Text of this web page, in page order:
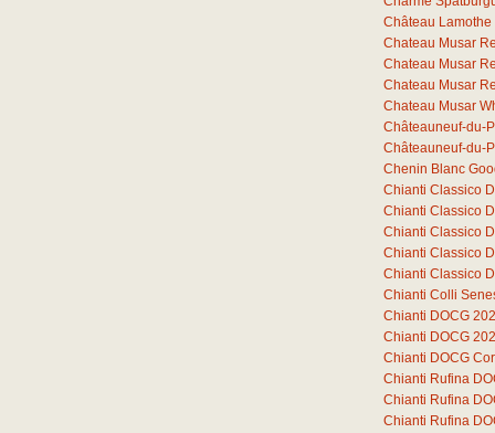
Château
Chateau Musar
Chateau Musar
Chateau Musar
Chateau Musar
Châteauneuf-du-
Châteauneuf-du-
Chenin Blanc
Chianti Classico
Chianti Classico
Chianti Classico
Chianti Classico
Chianti Classico
Chianti Colli
Chianti DOCG
Chianti DOCG
Chianti DOCG
Chianti Rufina
Chianti Rufina
Chianti Rufina